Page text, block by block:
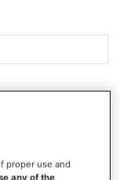
proper use and
any of the